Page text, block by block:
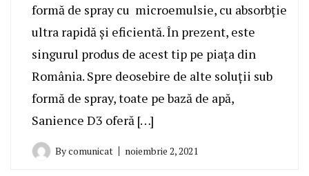
formă de spray cu microemulsie, cu absorbție
ultra rapidă și eficientă. În prezent, este
singurul produs de acest tip pe piața din
România. Spre deosebire de alte soluții sub
formă de spray, toate pe bază de apă,
Sanience D3 oferă […]
Bycomunicat noiembrie 2, 2021